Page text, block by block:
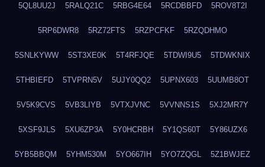
5QL8UU2J 5RALQ21C 5RBG4E64 5RCDBBFD 5ROV8T2I
5RP6DWR8 5RZ72FTS 5RZPCFKF 5RZQDHMO
5SNLKYWW 5ST3XE0K 5T4RFJQE 5TDWI9U5 5TDWKNIX
5THBIEFD 5TVPRN5V 5UJY0QQ2 5UPNX603 5UUMB8OT
5V5K9CVS 5VB3LIYB 5VTXJVNC 5VVNNS1S 5XJ2MR7Y
5XSF9JLS 5XU6ZP3A 5Y0HCRBH 5Y1QS60T 5Y86UZX6
5YB5BBQM 5YHM530M 5YO667IH 5YO7ZQGL 5Z1BWJEZ